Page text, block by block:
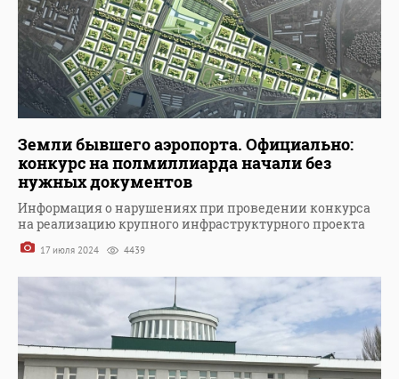
Земли бывшего аэропорта. Официально:
конкурс на полмиллиарда начали без
нужных документов
Информация о нарушениях при проведении конкурса
на реализацию крупного инфраструктурного проекта
17 июля 2024 4439